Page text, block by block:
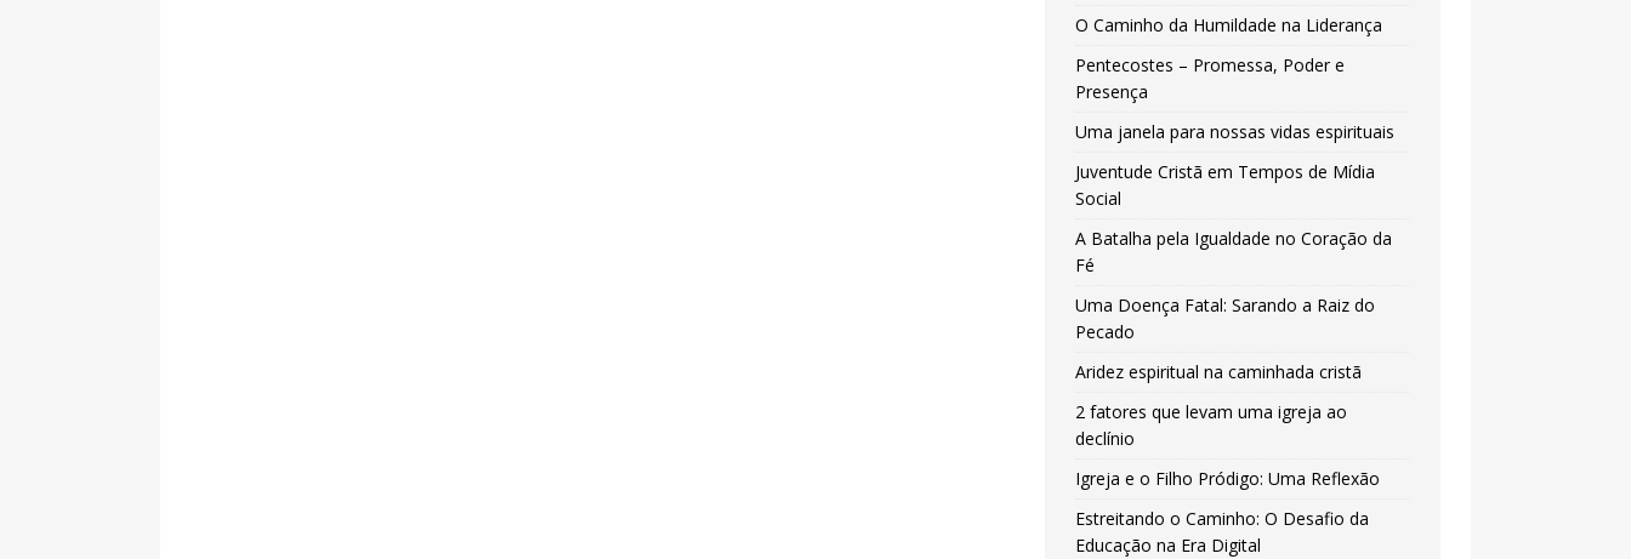
O Caminho da Humildade na Liderança
Pentecostes – Promessa, Poder e
Presença
Uma janela para nossas vidas espirituais
Juventude Cristã em Tempos de Mídia
Social
A Batalha pela Igualdade no Coração da
Fé
Uma Doença Fatal: Sarando a Raiz do
Pecado
Aridez espiritual na caminhada cristã
2 fatores que levam uma igreja ao
declínio
Igreja e o Filho Pródigo: Uma Reflexão
Estreitando o Caminho: O Desafio da
Educação na Era Digital